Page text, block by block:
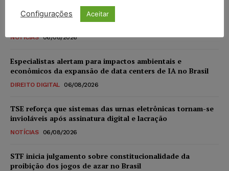
IA da Anthropic cria identidades falsas em teste de
segurança e acende alerta sobre riscos de autonomia
NOTÍCIAS 06/08/2026
Especialistas alertam para impactos ambientais e
econômicos da expansão de data centers de IA no Brasil
DIREITO DIGITAL 06/08/2026
TSE reforça que sistemas das urnas eletrônicas tornam-se
invioláveis após assinatura digital e lacração
NOTÍCIAS 06/08/2026
STF inicia julgamento sobre constitucionalidade da
proibição dos jogos de azar no Brasil
Configurações Aceitar